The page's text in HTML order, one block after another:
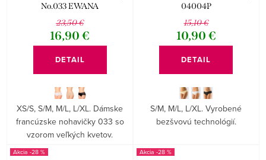
No.033 EWANA
23,50 €
16,90 €
DETAIL
XS/S, S/M, M/L, L/XL. Dámske
francúzske nohavičky 033 so
vzorom veľkých kvetov.
04004P
15,10 €
10,90 €
DETAIL
S/M, M/L, L/XL. Vyrobené
bezšvovú technológií.
-28 % -28 %